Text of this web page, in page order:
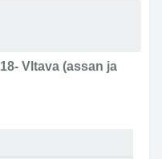
Vltava (assan ja